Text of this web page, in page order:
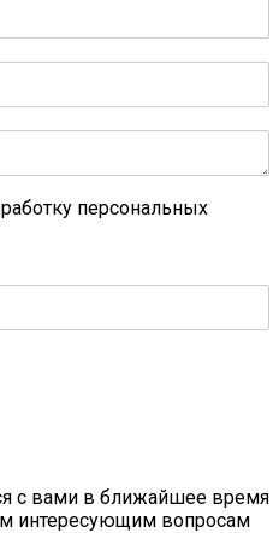
персональных
с вами в ближайшее время
интересующим вопросам